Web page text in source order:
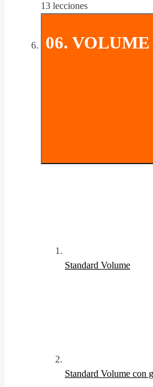
13 lecciones
06. VOLUME
Standard Volume
Standard Volume con